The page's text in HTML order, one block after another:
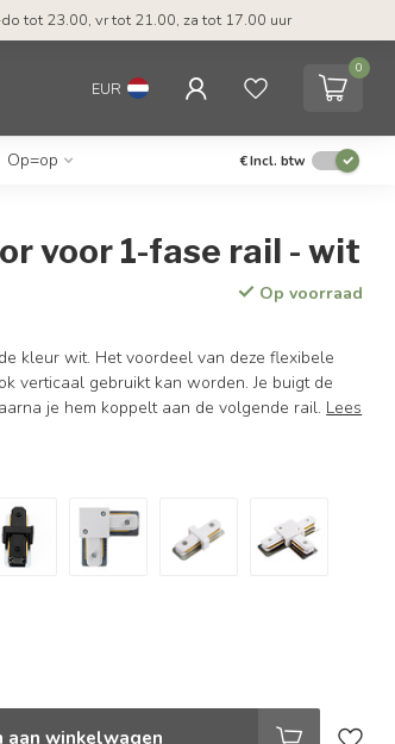
tot 23.00, vr tot 21.00, za tot 17.00 uur
EUR
0
Op=op €Incl. btw
voor 1-fase rail - wit
Op voorraad
kleur wit. Het voordeel van deze flexibele
verticaal gebruikt kan worden. Je buigt de
je hem koppelt aan de volgende rail. Lees
aan winkelwagen